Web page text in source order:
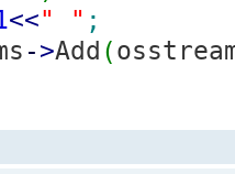
<<" " ;
->Add (